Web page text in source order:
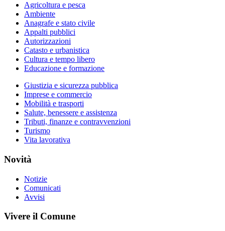
Agricoltura e pesca
Ambiente
Anagrafe e stato civile
Appalti pubblici
Autorizzazioni
Catasto e urbanistica
Cultura e tempo libero
Educazione e formazione
Giustizia e sicurezza pubblica
Imprese e commercio
Mobilità e trasporti
Salute, benessere e assistenza
Tributi, finanze e contravvenzioni
Turismo
Vita lavorativa
Novità
Notizie
Comunicati
Avvisi
Vivere il Comune